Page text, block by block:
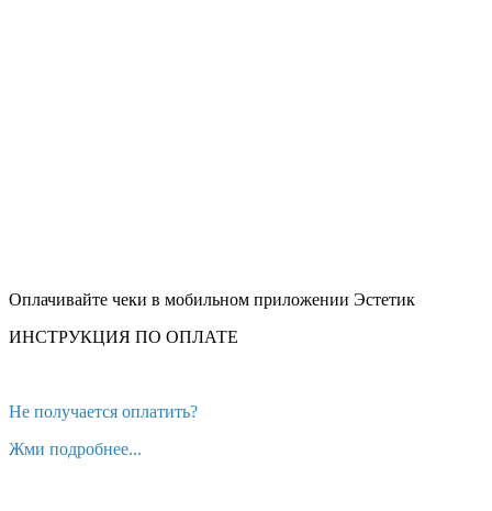
Оплачивайте чеки в мобильном приложении Эстетик
ИНСТРУКЦИЯ ПО ОПЛАТЕ
Не получается оплатить?
Жми подробнее...